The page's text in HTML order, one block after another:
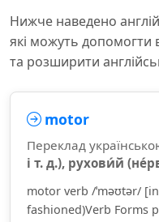
Нижче наведено
які можуть допомогти
та розширити
motor
Переклад
і т. д.), рухови́й
motor verb /ˈməʊtər/
fashioned)Verb Forms